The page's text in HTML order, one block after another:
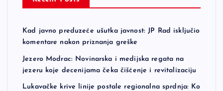
Kad javno preduzeće ušutka javnost: JP Rad isključio
komentare nakon priznanja greške
Jezero Modrac: Novinarska i medijska regata na
jezeru koje decenijama čeka čišćenje i revitalizaciju
Lukavačke krive linije postale regionalna sprdnja: Ko